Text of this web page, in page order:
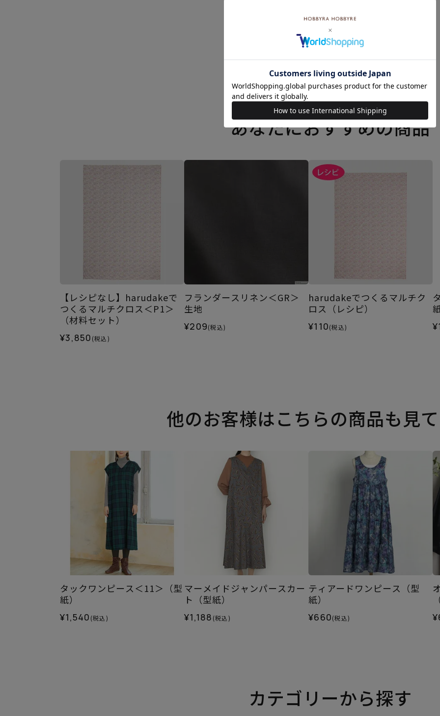
あなたにおすすめの商品
【レシピなし】harudakeで
つくるマルチクロス＜P1＞
（材料セット）
¥3,850 (税込)
フランダースリネン＜GR＞
生地
¥209(税込)
harudakeでつくるマルチク
ロス（レシピ）
¥110(税込)
他のお客様はこちらの商品も見
タックワンピース＜11＞（型
紙）
¥1,540 (税込)
マーメイドジャンパースカー
ト（型紙）
¥1,188 (税込)
ティアードワンピース（型
紙）
¥660(税込)
カテゴリーから探す